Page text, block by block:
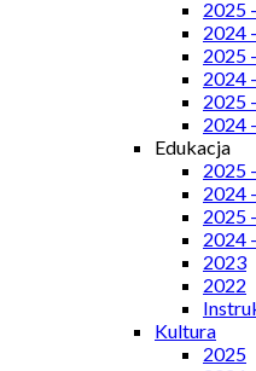
2025
2024
2025
2024
2025
2024
Edukacja
2025
2024
2025
2024
2023
2022
Kultura
2025